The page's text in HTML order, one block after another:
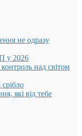
не одразу
у 2026
над світом
які від тебе